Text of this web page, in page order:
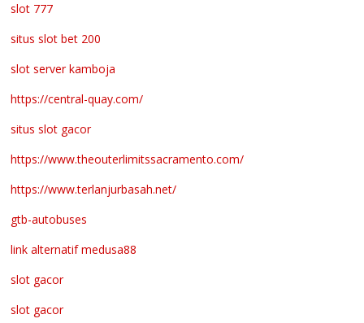
slot 777
situs slot bet 200
slot server kamboja
https://central-quay.com/
situs slot gacor
https://www.theouterlimitssacramento.com/
https://www.terlanjurbasah.net/
gtb-autobuses
link alternatif medusa88
slot gacor
slot gacor